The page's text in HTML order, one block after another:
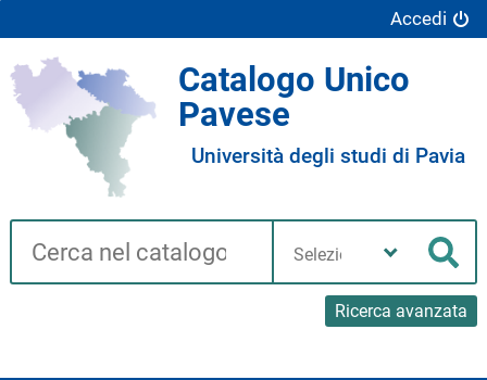
Accedi
Catalogo Unico
Pavese
Università degli studi di Pavia
Cerca su "Catalogo"
Ricerca avanzata
biblioteca